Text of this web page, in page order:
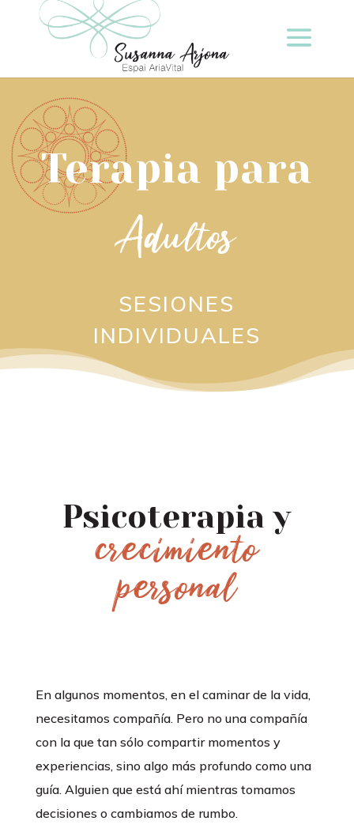
Terapia para
Adultos
SESIONES
INDIVIDUALES
Psicoterapia y
crecimiento
personal
En algunos momentos, en el caminar de la vida,
necesitamos compañía. Pero no una compañía
con la que tan sólo compartir momentos y
experiencias, sino algo más profundo como una
guía. Alguien que está ahí mientras tomamos
decisiones o cambiamos de rumbo.